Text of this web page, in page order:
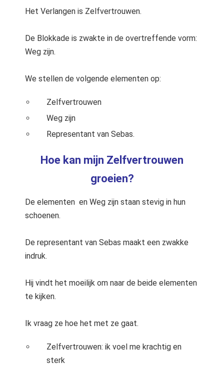
Het Verlangen is Zelfvertrouwen.
De Blokkade is zwakte in de overtreffende vorm:
Weg zijn.
We stellen de volgende elementen op:
Zelfvertrouwen
Weg zijn
Representant van Sebas.
Hoe kan mijn Zelfvertrouwen
groeien?
De elementen en Weg zijn staan stevig in hun
schoenen.
De representant van Sebas maakt een zwakke
indruk.
Hij vindt het moeilijk om naar de beide elementen
te kijken.
Ik vraag ze hoe het met ze gaat.
Zelfvertrouwen: ik voel me krachtig en
sterk